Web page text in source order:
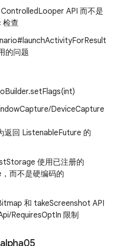
API 而不是
检查
的问题
DeviceCapture
返回 ListenableFuture 的
使用已注册的
而不是硬编码的
和 takeScreenshot API
RequiresOptIn 限制